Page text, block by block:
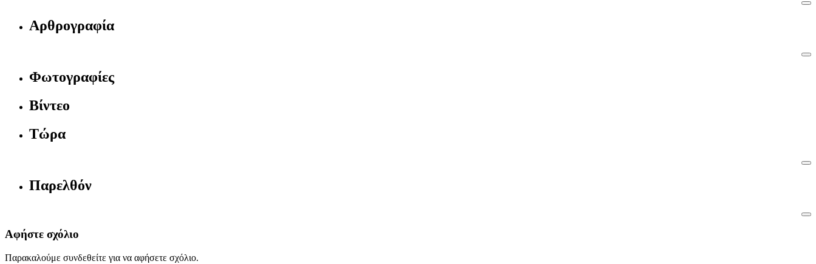
Αρθρογραφία
Φωτογραφίες
Βίντεο
Τώρα
Παρελθόν
Αφήστε σχόλιο
Παρακαλούμε συνδεθείτε για να αφήσετε σχόλιο.